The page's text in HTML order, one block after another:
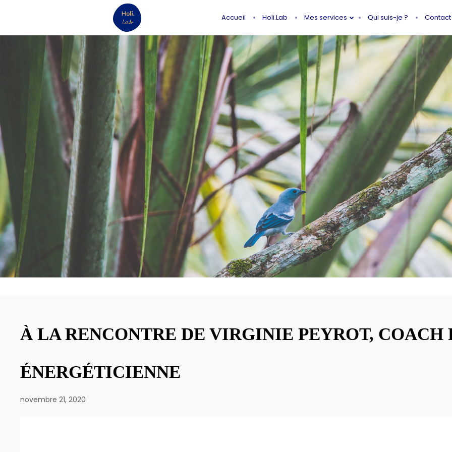
12
DÉCEMBRE
MON ACTIVITÉ
DE THÉRAPEUTE
NE DÉCOLLE PAS :
14 BLOCAGES
POSSIBLES
3
FÉVRIER
2021
SUR LE CHEMIN DE
JULIA MONNIER,
NATUROPATHE
21
2020
29
OCTOBRE
2020
À LA DÉCOUVERTE
DU HUMAN
DESIGN AVEC
MÉLISSA SIMONOT
30
JUIN
2020
ADELINE ANGER, CELLE
QUI QUITTA INSTA
Accueil Holi.Lab Mes services Qui suis-je ? Contact
À LA RENCONTRE DE VIRGINIE PEYROT, COACH
ÉNERGÉTICIENNE
novembre 21, 2020